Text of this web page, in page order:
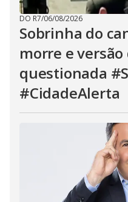
DO R7/06/08/2026
Sobrinha do
morre e
questionada
#CidadeAlerta